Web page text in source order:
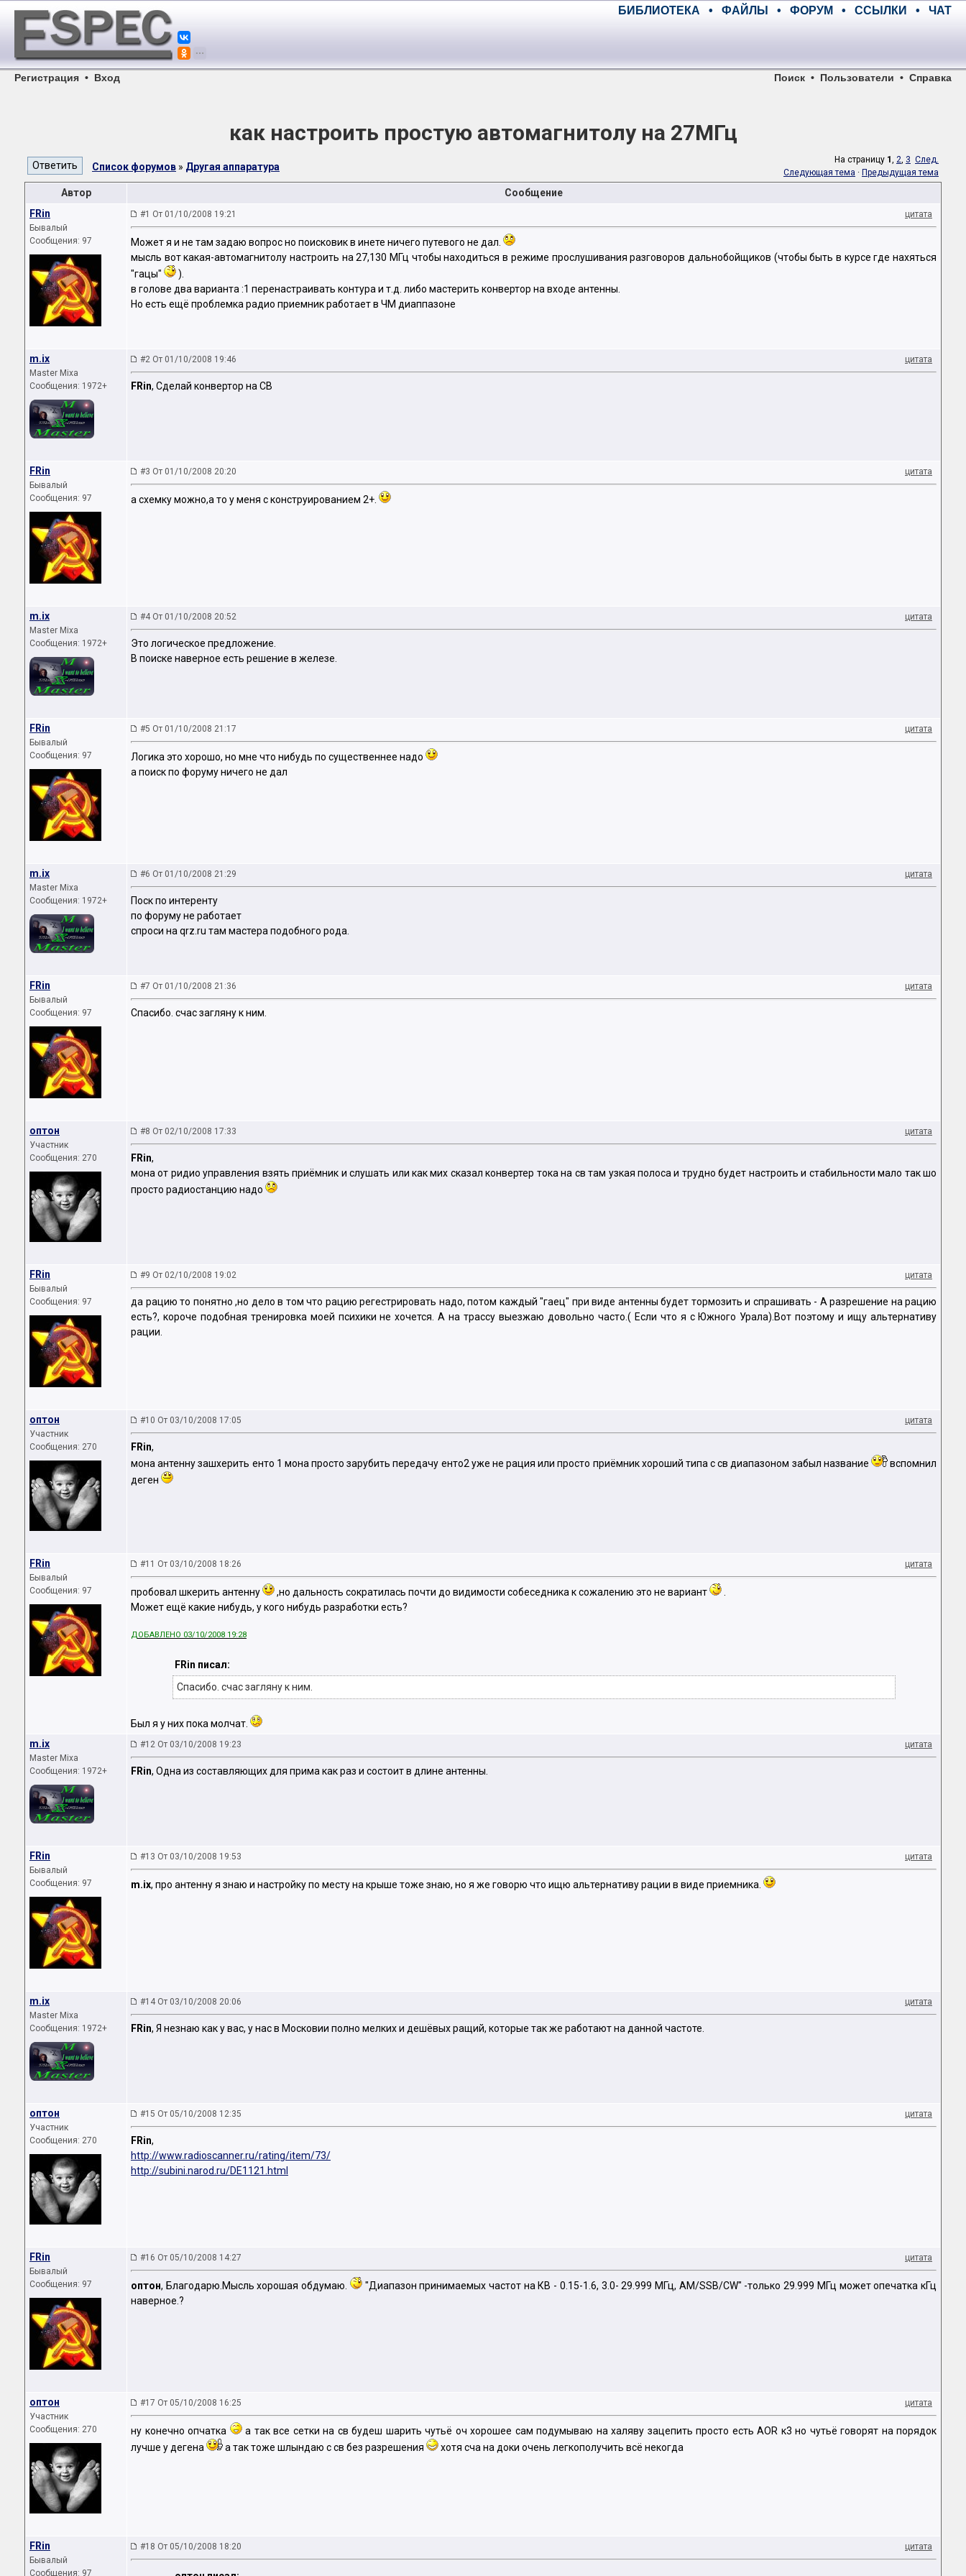
БИБЛИОТЕКА • ФАЙЛЫ • ФОРУМ • ССЫЛКИ • ЧАТ
Регистрация • Вход Поиск • Пользователи • Справка
как настроить простую автомагнитолу на 27МГц
Список форумов » Другая аппаратура
На страницу 1 , 2, 3 След.
Следующая тема · Предыдущая тема
Автор
Сообщение
FRin
Бывалый
Сообщения: 97
#1 От 01/10/2008 19:21 цитата
Может я и не там задаю вопрос но поисковик в инете ничего путевого не дал.
мысль вот какая-автомагнитолу настроить на 27,130 МГц чтобы находиться в режиме прослушивания разговоров дальнобойщиков (чтобы быть в курсе где нахяться
"гацы"
).
в голове два варианта :1 перенастраивать контура и т.д. либо мастерить конвертор на входе антенны.
Но есть ещё проблемка радио приемник работает в ЧМ диаппазоне
m.ix
Master Mixa
Сообщения: 1972+
#2 От 01/10/2008 19:46 цитата
FRin, Сделай конвертор на СВ
FRin
Бывалый
Сообщения: 97
#3 От 01/10/2008 20:20 цитата
а схемку можно,а то у меня с конструированием 2+.
m.ix
Master Mixa
Сообщения: 1972+
#4 От 01/10/2008 20:52 цитата
Это логическое предложение.
В поиске наверное есть решение в железе.
FRin
Бывалый
Сообщения: 97
#5 От 01/10/2008 21:17 цитата
Логика это хорошо, но мне что нибудь по существеннее надо
а поиск по форуму ничего не дал
m.ix
Master Mixa
Сообщения: 1972+
#6 От 01/10/2008 21:29 цитата
Поск по интеренту
по форуму не работает
спроси на qrz.ru там мастера подобного рода.
FRin
Бывалый
Сообщения: 97
#7 От 01/10/2008 21:36 цитата
Спасибо. счас загляну к ним.
оптон
Участник
Сообщения: 270
#8 От 02/10/2008 17:33 цитата
FRin,
мона от ридио управления взять приёмник и слушать или как мих сказал конвертер тока на св там узкая полоса и трудно будет настроить и стабильности мало так шо
просто радиостанцию надо
FRin
Бывалый
Сообщения: 97
#9 От 02/10/2008 19:02 цитата
да рацию то понятно ,но дело в том что рацию регестрировать надо, потом каждый "гаец" при виде антенны будет тормозить и спрашивать - А разрешение на рацию
есть?, короче подобная тренировка моей психики не хочется. А на трассу выезжаю довольно часто.( Если что я с Южного Урала).Вот поэтому и ищу альтернативу
рации.
оптон
Участник
Сообщения: 270
#10 От 03/10/2008 17:05 цитата
FRin,
мона антенну зашхерить енто 1 мона просто зарубить передачу енто2 уже не рация или просто приёмник хороший типа с св диапазоном забыл название
вспомнил
деген
FRin
Бывалый
Сообщения: 97
#11 От 03/10/2008 18:26 цитата
пробовал шкерить антенну ,но дальность сократилась почти до видимости собеседника к сожалению это не вариант
.
Может ещё какие нибудь, у кого нибудь разработки есть?
ДОБАВЛЕНО 03/10/2008 19:28
FRin писал:
Спасибо. счас загляну к ним.
Был я у них пока молчат.
m.ix
Master Mixa
Сообщения: 1972+
#12 От 03/10/2008 19:23 цитата
FRin, Одна из составляющих для прима как раз и состоит в длине антенны.
FRin
Бывалый
Сообщения: 97
#13 От 03/10/2008 19:53 цитата
m.ix, про антенну я знаю и настройку по месту на крыше тоже знаю, но я же говорю что ищю альтернативу рации в виде приемника.
m.ix
Master Mixa
Сообщения: 1972+
#14 От 03/10/2008 20:06 цитата
FRin, Я незнаю как у вас, у нас в Московии полно мелких и дешёвых ращий, которые так же работают на данной частоте.
оптон
Участник
Сообщения: 270
#15 От 05/10/2008 12:35 цитата
FRin,
http://www.radioscanner.ru/rating/item/73/
http://subini.narod.ru/DE1121.html
FRin
Бывалый
Сообщения: 97
#16 От 05/10/2008 14:27 цитата
оптон, Благодарю.Мысль хорошая обдумаю.
"Диапазон принимаемых частот на КВ - 0.15-1.6, 3.0- 29.999 МГц, AM/SSB/CW" -только 29.999 МГц может опечатка кГц
наверное.?
оптон
Участник
Сообщения: 270
#17 От 05/10/2008 16:25 цитата
ну конечно опчатка
а так все сетки на св будеш шарить чутьё оч хорошее сам подумываю на халяву зацепить просто есть AOR к3 но чутьё говорят на порядок
лучше у дегена
а так тоже шлындаю с св без разрешения хотя сча на доки очень легкополучить всё некогда
FRin
Бывалый
Сообщения: 97
#18 От 05/10/2008 18:20 цитата